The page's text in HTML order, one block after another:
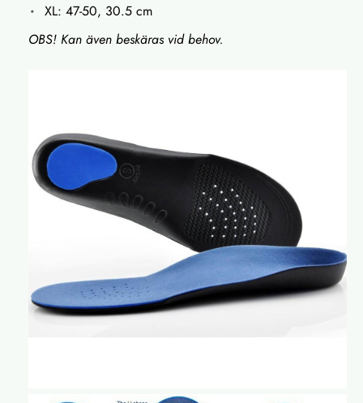
XL: 47-50, 30.5 cm
OBS! Kan även beskäras vid behov.